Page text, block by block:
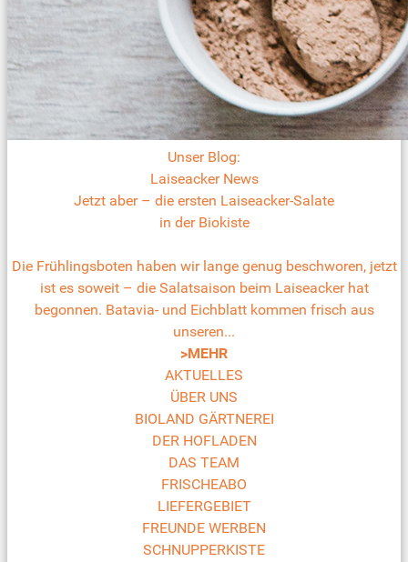
Unser Blog:
Laiseacker News
Jetzt aber – die ersten Laiseacker-Salate
in der Biokiste
Die Frühlingsboten haben wir lange genug beschworen, jetzt
ist es soweit – die Salatsaison beim Laiseacker hat
begonnen. Batavia- und Eichblatt kommen frisch aus
unseren...
>MEHR
AKTUELLES
ÜBER UNS
BIOLAND GÄRTNEREI
DER HOFLADEN
DAS TEAM
FRISCHEABO
LIEFERGEBIET
FREUNDE WERBEN
SCHNUPPERKISTE